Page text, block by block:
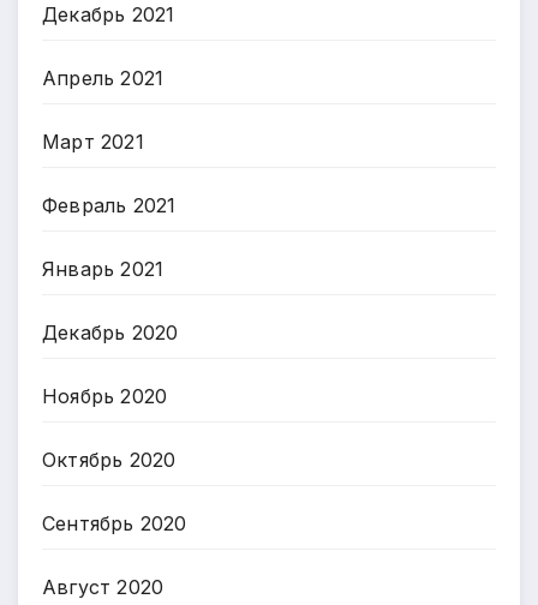
Декабрь 2021
Апрель 2021
Март 2021
Февраль 2021
Январь 2021
Декабрь 2020
Ноябрь 2020
Октябрь 2020
Сентябрь 2020
Август 2020